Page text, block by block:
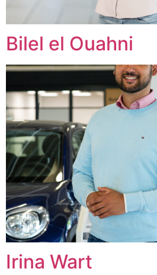
Bilel el Ouahni
Irina Wart